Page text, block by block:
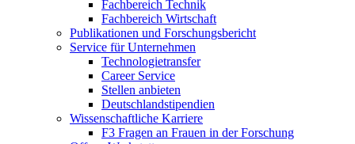
Fachbereich Technik
Fachbereich Wirtschaft
Publikationen und Forschungsbericht
Service für Unternehmen
Technologietransfer
Career Service
Stellen anbieten
Deutschlandstipendien
Wissenschaftliche Karriere
F3 Fragen an Frauen in der Forschung